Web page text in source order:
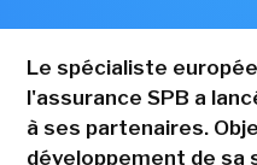
Le spécialiste
l'assurance SPB a
à ses partenaires.
développement de